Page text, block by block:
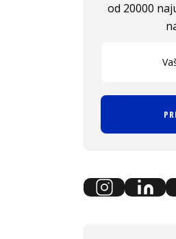
od 20000